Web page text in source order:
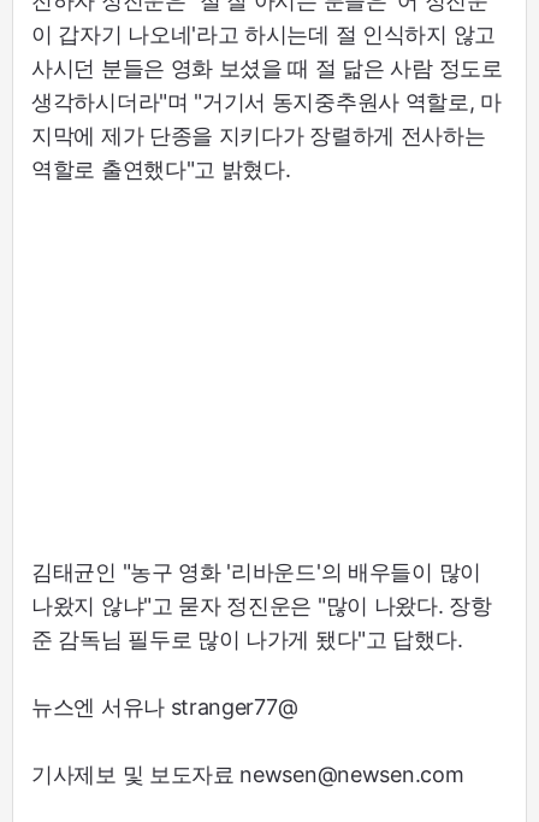
이 갑자기 나오네'라고 하시는데 절 인식하지 않고
사시던 분들은 영화 보셨을 때 절 닮은 사람 정도로
생각하시더라"며 "거기서 동지중추원사 역할로, 마
지막에 제가 단종을 지키다가 장렬하게 전사하는
역할로 출연했다"고 밝혔다.
김태균인 "농구 영화 '리바운드'의 배우들이 많이
나왔지 않냐"고 묻자 정진운은 "많이 나왔다. 장항
준 감독님 필두로 많이 나가게 됐다"고 답했다.
뉴스엔 서유나 stranger77@
기사제보 및 보도자료 newsen@newsen.com